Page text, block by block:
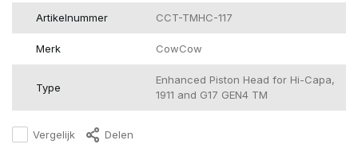
Artikelnummer CCT-TMHC-117
Merk CowCow
Type
Enhanced Piston Head for Hi-Capa,
1911 and G17 GEN4 TM
Vergelijk Delen